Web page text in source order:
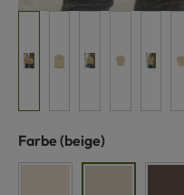
Farbe auswählen
(beige)